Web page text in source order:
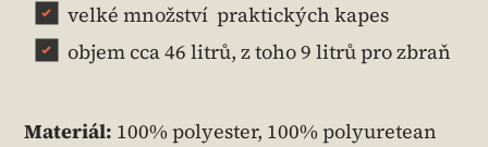
velké množství praktických kapes
objem cca 46 litrů, z toho 9 litrů pro zbraň
Materiál: 100% polyester, 100% polyuretean